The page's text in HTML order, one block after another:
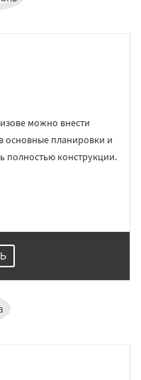
можно внести
основные планировки и
полностью конструкции.